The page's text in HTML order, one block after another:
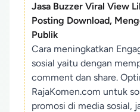
Jasa Buzzer Viral View
Posting Download,
Publik
Cara meningkatkan
sosial yaitu dengan
comment dan share.
RajaKomen.com untuk
promosi di media sosial,